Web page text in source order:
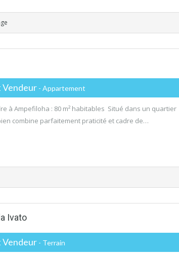
Vendeur - Appartement
à Ampefiloha : 80 m² habitables Situé dans un quartier
combine parfaitement praticité et cadre de…
Ivato
Vendeur - Terrain